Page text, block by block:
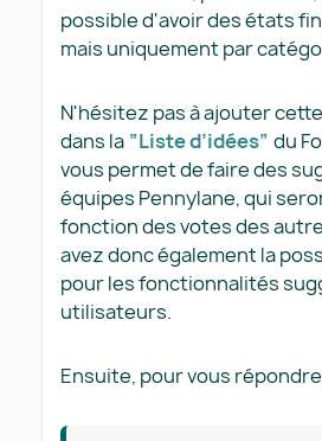
possible d'avoir des états
mais uniquement par
N'hésitez pas à ajouter
dans la “Liste d’idées” du
vous permet de faire des
équipes Pennylane, qui
fonction des votes des
avez donc également la
pour les fonctionnalités
utilisateurs.
Ensuite, pour vous